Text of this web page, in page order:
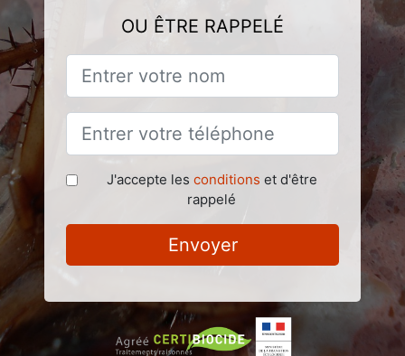
OU ÊTRE RAPPELÉ
J'accepte les conditions et d'être
rappelé
Envoyer